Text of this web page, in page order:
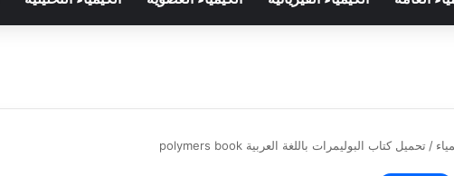
/ تحميل كتاب البوليمرات باللغة العربية polymers book